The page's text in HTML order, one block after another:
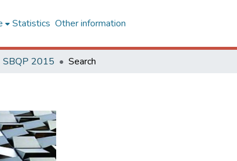
Statistics Other information
SBQP 2015 Search